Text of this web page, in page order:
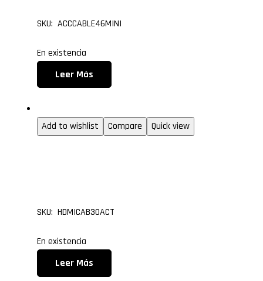
SKU: ACCCABLE46MINI
En existencia
Leer Más
Add to wishlist
Compare Quick view
SKU: HDMICAB30ACT
En existencia
Leer Más